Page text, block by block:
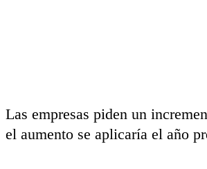
Las empresas piden un
el aumento se aplicaría el año